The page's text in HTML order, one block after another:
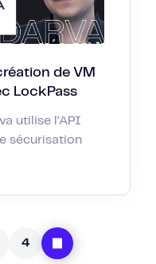
de VM
LockPass
utilise l’API
sécurisation
4